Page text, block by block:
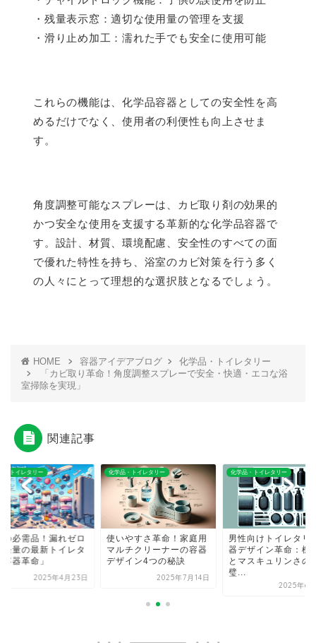
・残量表示窓：適切な使用量の管理を支援
・滑り止め加工：濡れた手でも安全に使用可能
これらの機能は、化学品容器としての安全性を高
めるだけでなく、使用者の利便性も向上させま
す。
角度調整可能なスプレーは、カビ取り剤の効果的
かつ安全な使用を支援する革新的な化学品容器で
す。設計、材質、環境配慮、安全性のすべての面
で優れた特性を持ち、浴室のカビ対策を行う多く
の人々にとって理想的な選択肢となるでしょう。
HOME 容器アイデアブログ
化学品・トイレタリー
「カビ取り革命！角度調整スプレーで安全・快適・エコな浴
室掃除を実現」
関連記事
・トイレタリー
の必需品！漏れゼロ
軽量の最新トイレタ
器革命」
2025年4月23日
化学品・トイレタリー
使いやすさ革命！家庭用
マルチクリーナーの容器
デザイン4つの秘訣
2025年7月14日
化学品・トイレタリー
男性向けトイレタリ
器デザイン革命：機
とマスキュリンさの
璧...
2025年6